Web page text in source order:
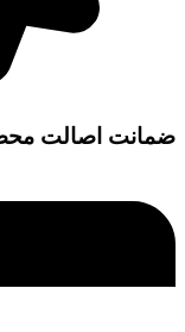
ضمانت اصالت